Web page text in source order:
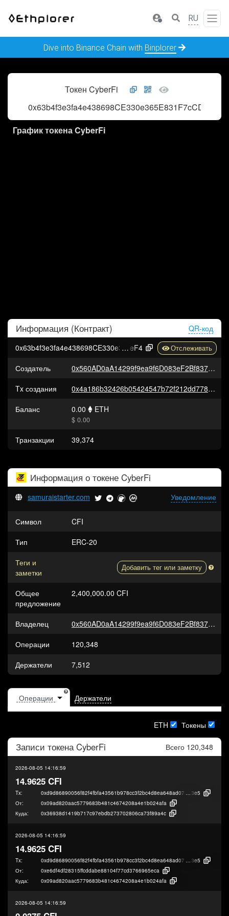
RU
Dive into Binance Chain with Binplorer
Токен CyberFi
0x63b4f3e3fa4e438698CE330e365E831F7cCD1eF4
График токена CyberFi
Информация (Контракт)
QR-код
0x63b4f3e3fa4e438698CE330e365E831F7cCD1
eF4
Создатель
0x560AD0aA14299f9ea9f6D083eF2Bf837B6690431
Tx создания
0x4a186b32426b05424547b72f212dd7780621b509eb8940345ed77f8fd912453c
Баланс
0.00 ETH
$ 0.00
Транзакции 39,374
Информация о токене CyberFi
Уведомление
samuraistarter.com
Символ
CFI
Тип
ERC-20
Теги и
заметки
Добавить тег или заметку
Общее
предложение
2,400,000.00 CFI
Владелец
0x560AD0aA14299f9ea9f6D083eF2Bf837B6690431
Операции
120,348
Держатели
7,512
Держатели
ETH Токены
Записи токена CyberFi Всего 120,348
2026-08-05 14:16:59
14.9625 CFI
Tx: 0xd9d86890056f82f4fbfa43561b978cc3f2bc4d8ea648ad0700c7356406ffe
3e5
От:
0x09ad820aac5779683b481c4674208a4e1b024afa
Куда:
0x36938d1419b717c97ebdb273702806ca73f89a4c
2026-08-05 14:16:59
14.9625 CFI
Tx: 0xd9d86890056f82f4fbfa43561b978cc3f2bc4d8ea648ad0700c7356406ffe
3e5
От:
0xe6df4df28315ffcddabe88104f77cd3766965eca
Куда:
0x09ad820aac5779683b481c4674208a4e1b024afa
2026-08-05 14:16:59